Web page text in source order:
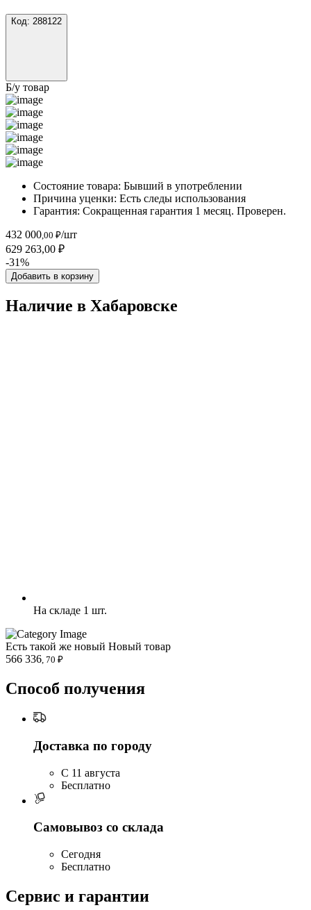
Код: 288122
Б/у товар
Состояние товара: Бывший в употреблении
Причина уценки: Есть следы использования
Гарантия: Сокращенная гарантия 1 месяц. Проверен.
432 000 ,00 ₽/шт
629 263,00 ₽
-31%
Добавить в корзину
Наличие в Хабаровскe
На складе 1 шт.
Есть такой же новый Новый товар
566 336, 70 ₽
Способ получения
Доставка по городу
C 11 августа
Бесплатно
Самовывоз со склада
Сегодня
Бесплатно
Сервис и гарантии